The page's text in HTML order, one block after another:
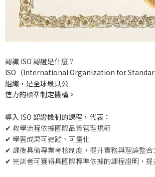
認識 ISO 認證是什麼？
ISO（International Organization for
組織，是全球最具公
信力的標準制定機構。
導入 ISO 認證機制的課程，代表：
✔ 教學流程依據國際品質管理規範
✔ 學習成果可追蹤、可量化
✔ 課後具備專業考核制度，提升實務與理論整合
✔ 完訓者可獲得具國際標準依據的課程證明，